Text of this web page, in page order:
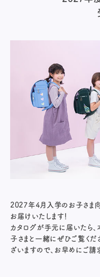
2027年4月入学のお子さま
お届けいたします！
カタログが手元に届いたら
子さまと一緒にぜひご覧くだ
ざいますので、お早めにご請